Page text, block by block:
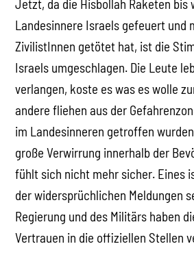
Jetzt, da die Hisbollah Raketen bis
Landesinnere Israels gefeuert und
ZivilistInnen getötet hat, ist die
Israels umgeschlagen. Die Leute
verlangen, koste es was es wolle
andere fliehen aus der
im Landesinneren getroffen
große Verwirrung innerhalb der
fühlt sich nicht mehr sicher. Eines
der widersprüchlichen Meldungen
Regierung und des Militärs haben
Vertrauen in die offiziellen Stellen